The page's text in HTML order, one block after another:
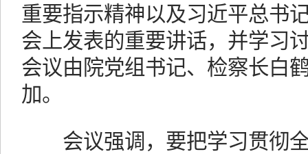
重要指示精神以及习近平总书
会上发表的重要讲话，并学习
会议由院党组书记、检察长白
加。
会议强调，要把学习贯彻全